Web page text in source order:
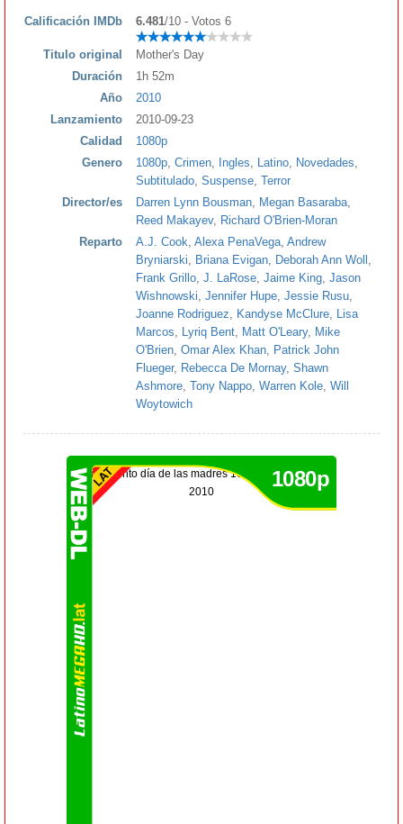
Calificación IMDb 6.481/10 - Votos 6
Titulo original
Mother's Day
Duración
1h 52m
Año
2010
Lanzamiento
2010-09-23
Calidad
1080p
Genero
1080p Crimen Ingles Latino Novedades
Subtitulado Suspense Terror
Director/es
Darren Lynn Bousman Megan Basaraba
Reed Makayev, Richard O'Brien-Moran
Reparto
A.J. Cook Alexa PenaVega Andrew
Bryniarski
Briana Evigan Deborah Ann Woll
Frank Grillo J. LaRose Jaime King Jason
Wishnowski Jennifer Hupe Jessie Rusu
Joanne Rodriguez
Kandyse McClure
Lisa
Marcos
Lyriq Bent Matt O'Leary, Mike
O'Brien Omar Alex Khan
Patrick John
Flueger, Rebecca De Mornay, Shawn
Ashmore Tony Nappo Warren Kole Will
Woytowich
1080p